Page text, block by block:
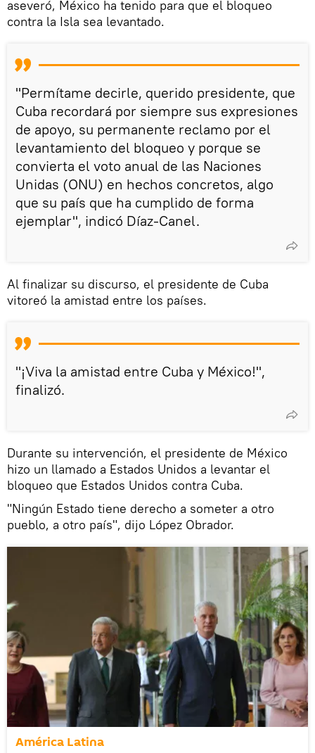
aseveró, México ha tenido para que el bloqueo
contra la Isla sea levantado.
"Permítame decirle, querido presidente, que
Cuba recordará por siempre sus expresiones
de apoyo, su permanente reclamo por el
levantamiento del bloqueo y porque se
convierta el voto anual de las Naciones
Unidas (ONU) en hechos concretos, algo
que su país que ha cumplido de forma
ejemplar", indicó Díaz-Canel.
Al finalizar su discurso, el presidente de Cuba
vitoreó la amistad entre los países.
"¡Viva la amistad entre Cuba y México!",
finalizó.
Durante su intervención, el presidente de México
hizo un llamado a Estados Unidos a levantar el
bloqueo que Estados Unidos contra Cuba.
"Ningún Estado tiene derecho a someter a otro
pueblo, a otro país", dijo López Obrador.
América Latina